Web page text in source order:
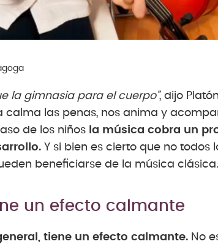
la gimnasia para el cuerpo”, dijo
las penas, nos anima y
de los niños la música cobra un
Y si bien es cierto que no todos
beneficiarse de la música clásica.
un efecto calmante
tiene un efecto calmante. No